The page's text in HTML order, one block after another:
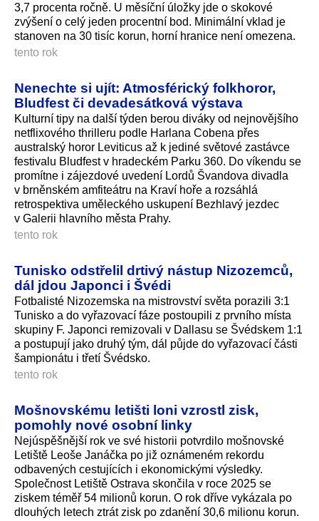
3,7 procenta ročně. U měsíční úložky jde o skokové
zvýšení o celý jeden procentní bod. Minimální vklad je
stanoven na 30 tisíc korun, horní hranice není omezena.
tento rok
Nenechte si ujít: Atmosférický folkhoror,
Bludfest či devadesátková výstava
Kulturní tipy na další týden berou diváky od nejnovějšího
netflixového thrilleru podle Harlana Cobena přes
australský horor Leviticus až k jediné světové zastávce
festivalu Bludfest v hradeckém Parku 360. Do víkendu se
promítne i zájezdové uvedení Lordů Švandova divadla
v brněnském amfiteátru na Kraví hoře a rozsáhlá
retrospektiva uměleckého uskupení Bezhlavý jezdec
v Galerii hlavního města Prahy.
tento rok
Tunisko odstřelil drtivý nástup Nizozemců,
dál jdou Japonci i Švédi
Fotbalisté Nizozemska na mistrovství světa porazili 3:1
Tunisko a do vyřazovací fáze postoupili z prvního místa
skupiny F. Japonci remizovali v Dallasu se Švédskem 1:1
a postupují jako druhý tým, dál půjde do vyřazovací části
šampionátu i třetí Švédsko.
tento rok
Mošnovskému letišti loni vzrostl zisk,
pomohly nové osobní linky
Nejúspěšnější rok ve své historii potvrdilo mošnovské
Letiště Leoše Janáčka po již oznámeném rekordu
odbavených cestujících i ekonomickými výsledky.
Společnost Letiště Ostrava skončila v roce 2025 se
ziskem téměř 54 milionů korun. O rok dříve vykázala po
dlouhých letech ztrát zisk po zdanění 30,6 milionu korun.